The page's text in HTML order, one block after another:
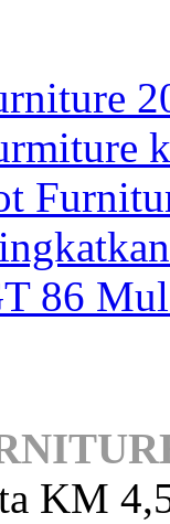
86
KM